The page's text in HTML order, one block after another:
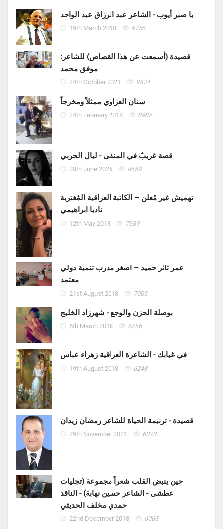
يا صبر أيوب - الشاعر عبد الرزاق عبد الواحد
19th March 2018 9755
قصيدة (أسمعت عن هذا القصاص) للشاعر:
موفق محمد
24th October 2021 9574
سنان العزاوي ممثلاً ومخرجاً
24th February 2018 8982
قصة غريبٌ في المنفى - ليال الحربي
28th June 2025 8659
تهميش غير مُعلن – الكاتبة العراقية المُغتربة
ناديا ابراهيمي
12th May 2018 7689
عمر ثائر حميد – اصغر مدرب تنمية دولي
معتمد
21st August 2018 7005
بوصلة الحزن والوجع - شهرزاد الخليج
5th March 2018 6256
في غيابك - الشاعرة العراقية زهراء عباس
19th August 2018 6248
قصيدة - ترنيمة الحياة للشاعر رمضان زيدان
29th November 2021 6070
حين ينبض القلب شعراً مجموعة (تجليات
عطشى - الشاعر حسين نهابة) - الناقد
حمدي مخلف الحديثي
22nd December 2018 6063